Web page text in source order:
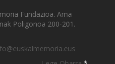
Fundazioa. Ama
Poligonoa 200-201.